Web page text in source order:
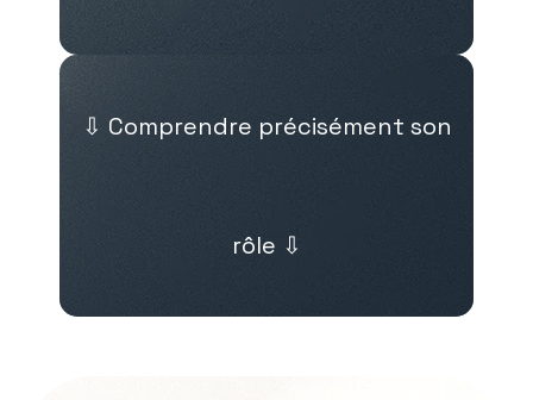
⇩ Comprendre précisément son
rôle ⇩